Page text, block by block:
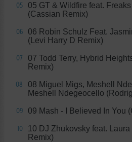
05
05 GT & Wildfire feat.
(Cassian Remix)
06
06 Robin Schulz Feat.
(Levi Harry D Remix)
07
07 Todd Terry, Hybrid
Remix)
08
08 Miguel Migs, Meshell
Meshell Ndegeocello
09 09 Mash - I Believed In You
10
10 DJ Zhukovsky feat.
Remix)